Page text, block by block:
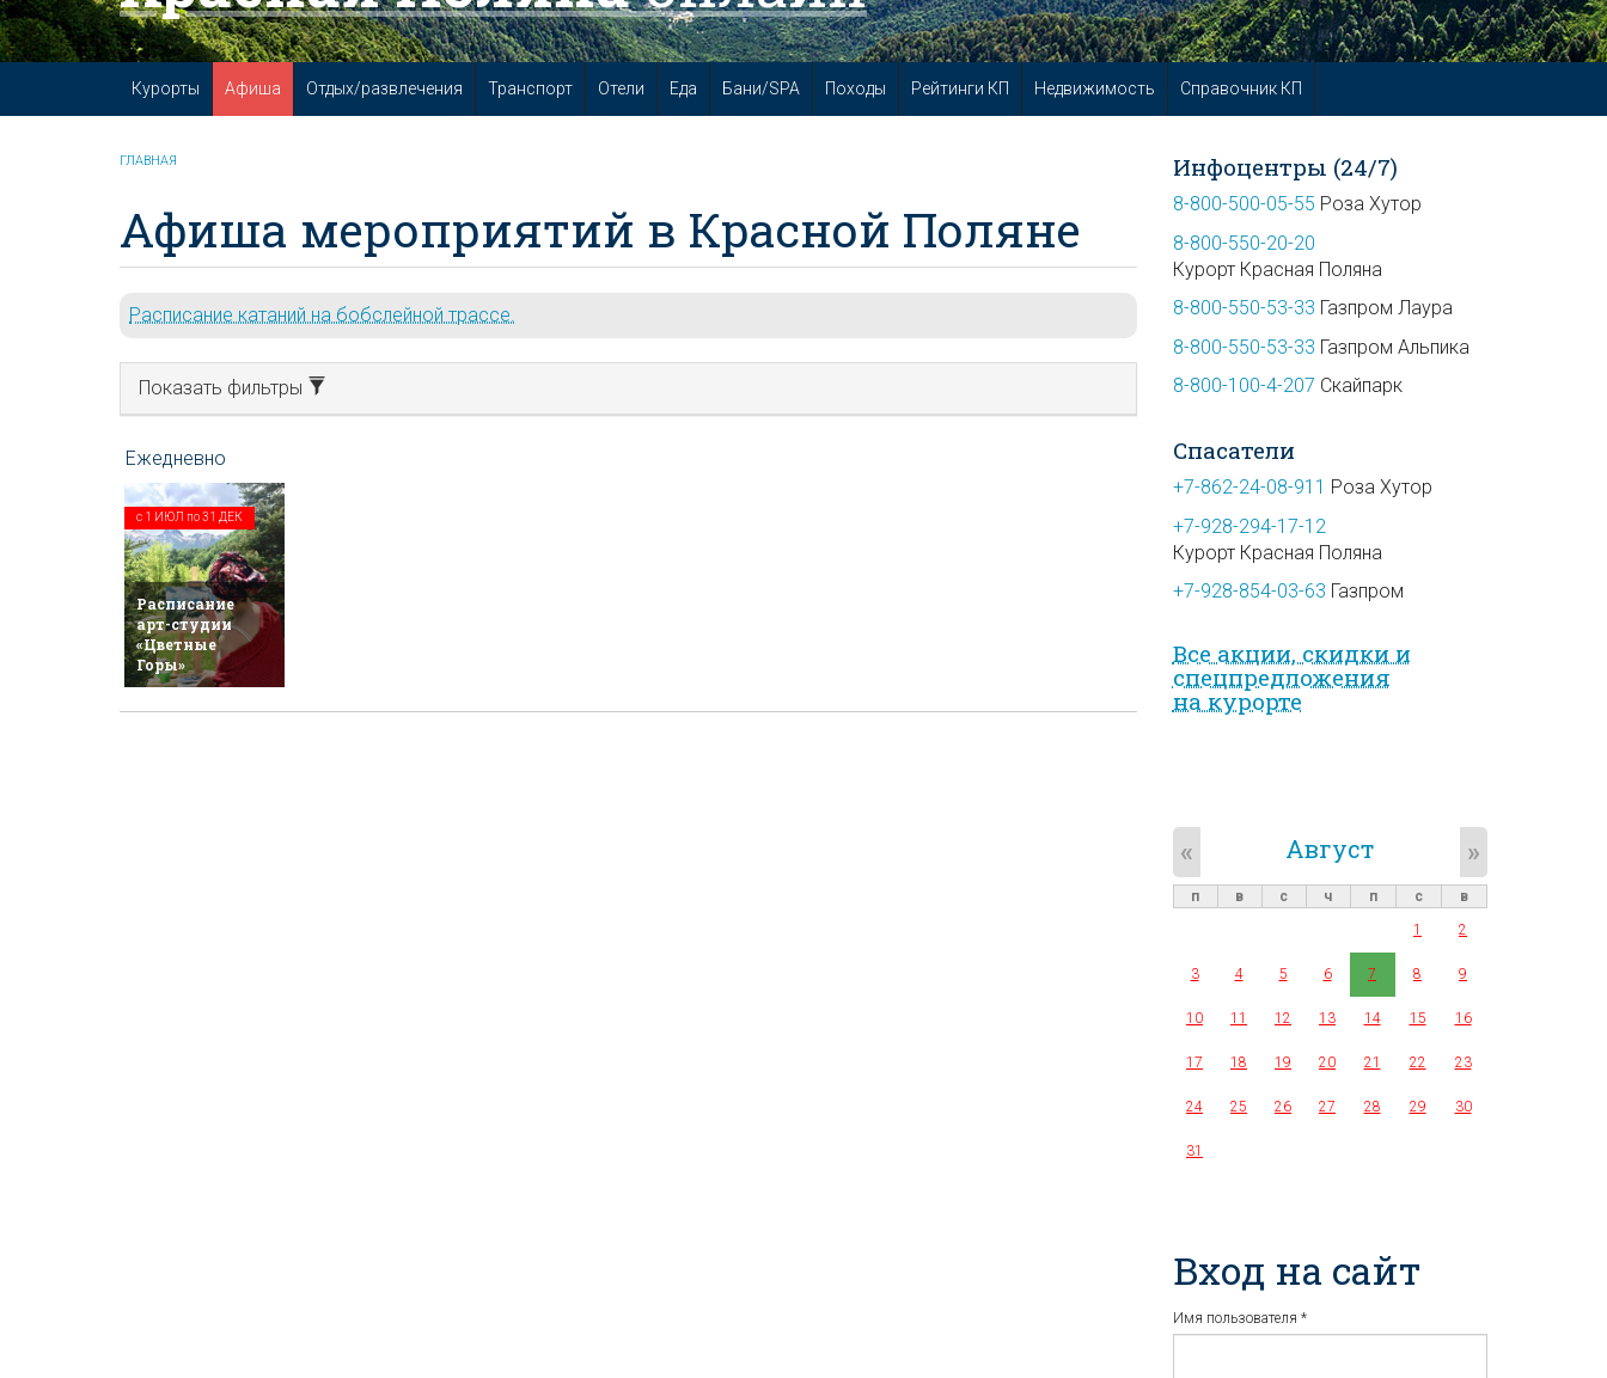
Курорты Афиша Отдых/развлечения Транспорт Отели Еда Бани/SPA Походы Рейтинги КП Недвижимость Справочник КП
ГЛАВНАЯ
Афиша мероприятий в Красной Поляне
Расписание катаний на бобслейной трассе.
Показать фильтры
с 1 ИЮЛ по31 ДЕК
Расписание
арт-студии
«Цветные
Горы»
Инфоцентры (24/7)
8-800-500-05-55 Роза Хутор
8-800-550-20-20
Курорт Красная Поляна
8-800-550-53-33 Газпром Лаура
8-800-550-53-33 Газпром Альпика
8-800-100-4-207 Скайпарк
Спасатели
+7-862-24-08-911 Роза Хутор
+7-928-294-17-12
Курорт Красная Поляна
+7-928-854-03-63 Газпром
Все акции, скидки и
спец­предложе­ния
на курорте
Август
« »
п в с ч п с
в
1
2
3 4 5 6 7 8 9
10 11 12 13 14 15 16
17 18 19 20 21 22 23
24 25 26 27 28 29 30
31
Вход на сайт
Имя пользователя *